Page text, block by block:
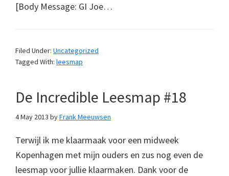
[Body Message: GI Joe…
Filed Under: Uncategorized
Tagged With: leesmap
De Incredible Leesmap #18
4 May 2013 byFrank Meeuwsen
Terwijl ik me klaarmaak voor een midweek
Kopenhagen met mijn ouders en zus nog even de
leesmap voor jullie klaarmaken. Dank voor de